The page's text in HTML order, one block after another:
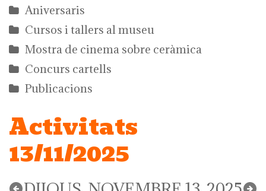
Aniversaris
Cursos i tallers al museu
Mostra de cinema sobre ceràmica
Concurs cartells
Publicacions
Activitats
13/11/2025